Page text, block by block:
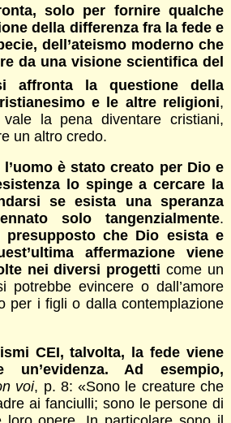
solo per fornire qualche
della differenza fra la fede e
dell’ateismo moderno che
da una visione scientifica del
affronta la questione della
e le altre religioni,
vale la pena diventare cristiani,
un altro credo.
è stato creato per Dio e
lo spinge a cercare la
se esista una speranza
solo tangenzialmente.
presupposto che Dio esista e
affermazione viene
nei diversi progetti come un
evincere o dall’amore
per i figli o dalla contemplazione
CEI, talvolta, la fede viene
un’evidenza. Ad esempio,
voi, p. 8: «Sono le creature che
ai fanciulli; sono le persone di